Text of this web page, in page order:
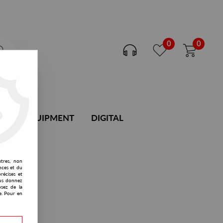
0 0
DJ EQUIPMENT DIGITAL
non
et du
et
donnez
de la
Pour en